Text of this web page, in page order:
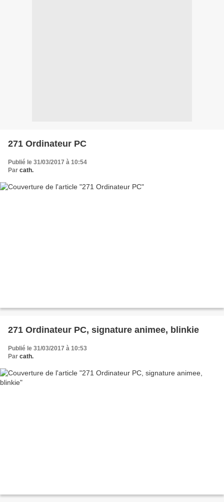
271 Ordinateur PC
Publié le 31/03/2017 à 10:54
Par cath.
271 Ordinateur PC, signature animee, blinkie
Publié le 31/03/2017 à 10:53
Par cath.